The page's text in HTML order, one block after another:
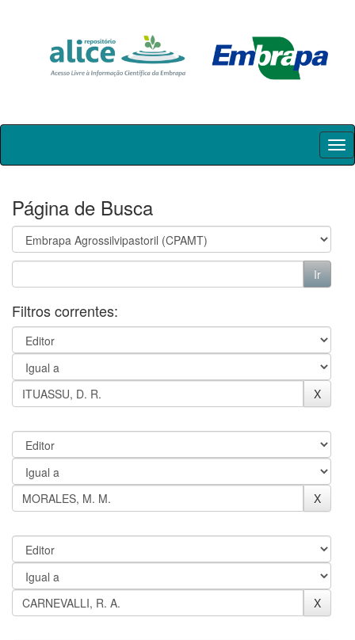
Skip
Página de Busca
Filtros correntes: